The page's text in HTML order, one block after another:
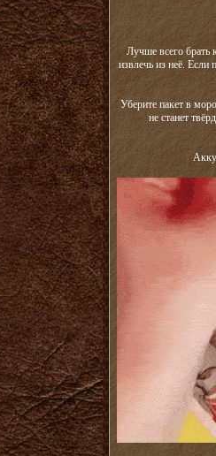
Лучше всего брать
извлечь из неё. Если
Уберите пакет в
не станет